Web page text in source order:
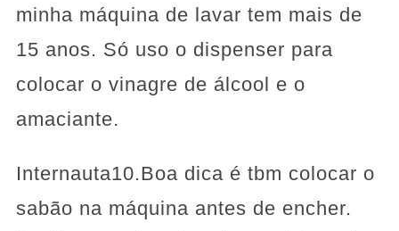
minha máquina de lavar tem mais de
15 anos. Só uso o dispenser para
colocar o vinagre de álcool e o
amaciante.
Internauta10.Boa dica é tbm colocar o
sabão na máquina antes de encher.